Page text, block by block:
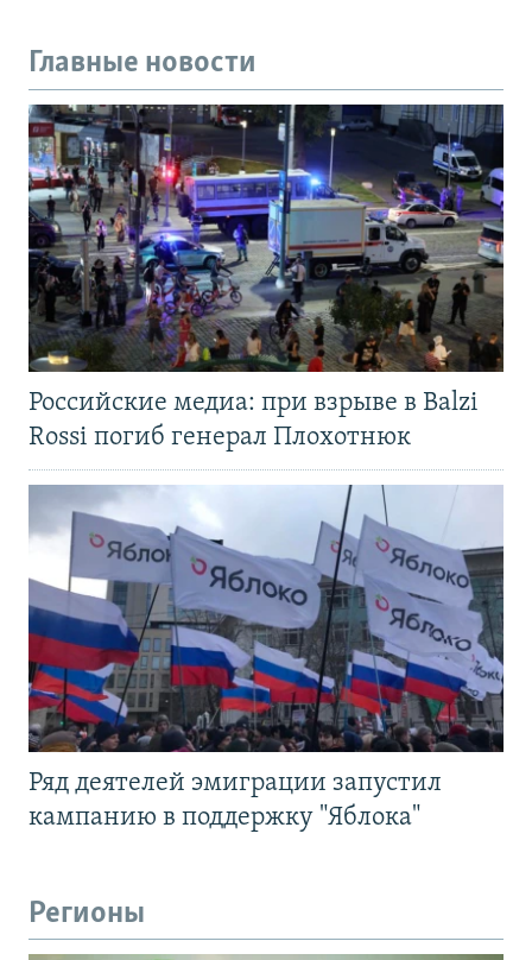
Главные новости
Российские медиа: при взрыве в Balzi
Rossi погиб генерал Плохотнюк
Ряд деятелей эмиграции запустил
кампанию в поддержку "Яблока"
Регионы